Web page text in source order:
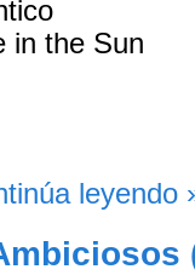
in the Sun
leyendo